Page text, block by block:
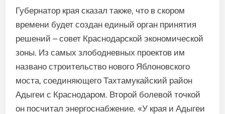
Губернатор края сказал также, что в скором
времени будет создан единый орган принятия
решений – совет Краснодарской экономической
зоны. Из самых злободневных проектов им
названо строительство нового Яблоновского
моста, соединяющего Тахтамукайский район
Адыгеи с Краснодаром. Второй болевой точкой
он посчитал энергоснабжение. «У края и Адыгеи